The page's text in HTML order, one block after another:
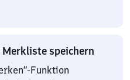
speichern
Funktion